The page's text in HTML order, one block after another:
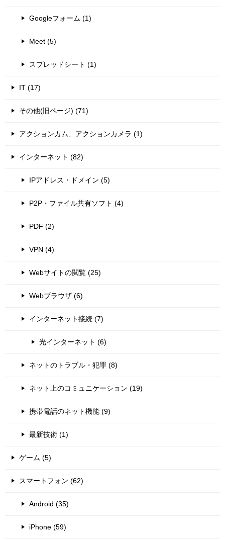
Googleフォーム (1)
Meet (5)
スプレッドシート (1)
IT (17)
その他(旧ページ) (71)
アクションカム、アクションカメラ (1)
インターネット (82)
IPアドレス・ドメイン (5)
P2P・ファイル共有ソフト (4)
PDF (2)
VPN (4)
Webサイトの閲覧 (25)
Webブラウザ (6)
インターネット接続 (7)
光インターネット (6)
ネットのトラブル・犯罪 (8)
ネット上のコミュニケーション (19)
携帯電話のネット機能 (9)
最新技術 (1)
ゲーム (5)
スマートフォン (62)
Android (35)
iPhone (59)